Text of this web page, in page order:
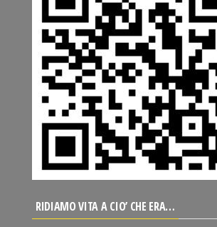
RIDIAMO VITA A CIO’ CHE ERA…